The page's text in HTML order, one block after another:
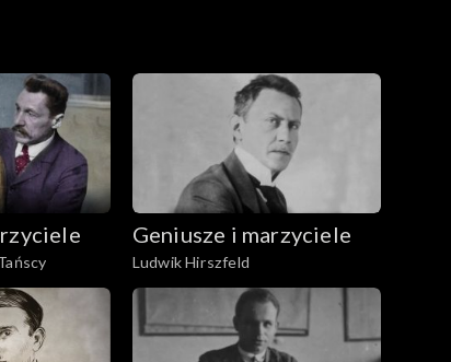
Geniusze i marzyciele
Ludwik Hirszfeld